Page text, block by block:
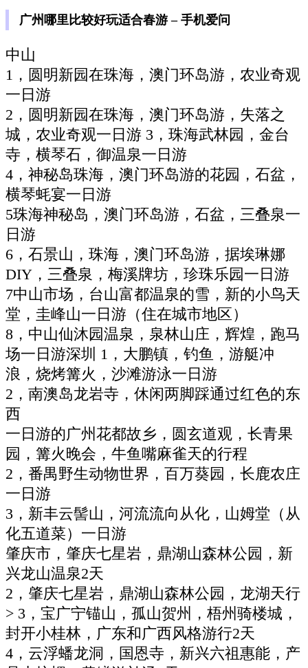
广州哪里比较好玩适合春游 – 手机爱问
中山
1，圆明新园在珠海，澳门环岛游，农业奇观
一日游
2，圆明新园在珠海，澳门环岛游，失落之
城，农业奇观一日游 3，珠海武林园，金台
寺，横琴石，御温泉一日游
4，神秘岛珠海，澳门环岛游的花园，石盆，
横琴蚝宴一日游
5珠海神秘岛，澳门环岛游，石盆，三叠泉一
日游
6，石景山，珠海，澳门环岛游，据埃琳娜
DIY，三叠泉，梅溪牌坊，珍珠乐园一日游
7中山市场，台山富都温泉的雪，新的小鸟天
堂，圭峰山一日游（住在城市地区）
8，中山仙沐园温泉，泉林山庄，辉煌，跑马
场一日游深圳 1，大鹏镇，钓鱼，游艇冲
浪，烧烤篝火，沙滩游泳一日游
2，南澳岛龙岩寺，休闲两脚踩通过红色的东
西
一日游的广州花都故乡，圆玄道观，长青果
园，篝火晚会，牛鱼嘴麻雀天的行程
2，番禺野生动物世界，百万葵园，长鹿农庄
一日游
3，新丰云髻山，河流流向从化，山姆堂（从
化五道菜）一日游
肇庆市，肇庆七星岩，鼎湖山森林公园，新
兴龙山温泉2天
2，肇庆七星岩，鼎湖山森林公园，龙湖天行
> 3，宝广宁锚山，孤山贺州，梧州骑楼城，
封开小桂林，广东和广西风格游行2天
4，云浮蟠龙洞，国恩寺，新兴六祖惠能，产